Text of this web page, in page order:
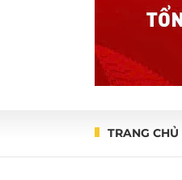
TRANG CHỦ